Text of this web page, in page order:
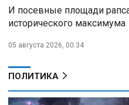
И посевные площади
исторического максимума
05 августа 2026, 00:34
ПОЛИТИКА